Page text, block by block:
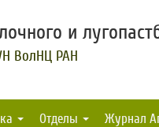
и
ВолНЦ РАН
Отделы Журнал